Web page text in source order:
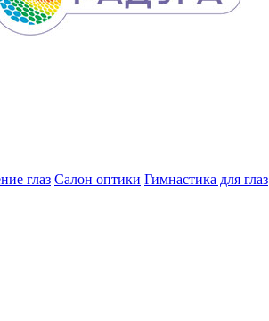
глаз Салон оптики Гимнастика для глаз